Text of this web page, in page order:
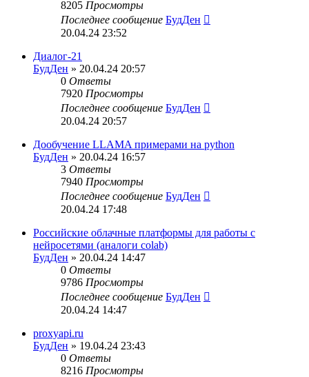
8205 Просмотры
Последнее сообщение БудДен
20.04.24 23:52
Диалог-21
БудДен » 20.04.24 20:57
0 Ответы
7920 Просмотры
Последнее сообщение БудДен
20.04.24 20:57
Дообучение LLAMA примерами на python
БудДен » 20.04.24 16:57
3 Ответы
7940 Просмотры
Последнее сообщение БудДен
20.04.24 17:48
Российские облачные платформы для работы с
нейросетями (аналоги colab)
БудДен » 20.04.24 14:47
0 Ответы
9786 Просмотры
Последнее сообщение БудДен
20.04.24 14:47
proxyapi.ru
БудДен » 19.04.24 23:43
0 Ответы
8216 Просмотры